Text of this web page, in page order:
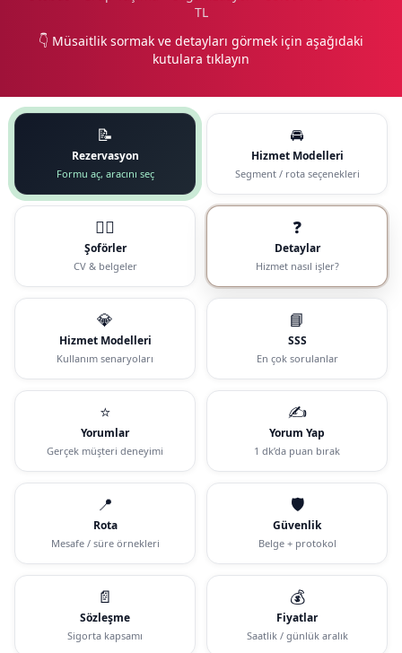
TL
👇 Müsaitlik sormak ve detayları görmek için aşağıdaki
kutulara tıklayın
📝
Rezervasyon
Formu aç, aracını seç
🚘
Hizmet Modelleri
Segment / rota seçenekleri
🧑‍✈️
Şoförler
CV & belgeler
❓
Detaylar
Hizmet nasıl işler?
💎
Hizmet Modelleri
Kullanım senaryoları
📘
SSS
En çok sorulanlar
⭐
Yorumlar
Gerçek müşteri deneyimi
✍️
Yorum Yap
1 dk’da puan bırak
📍
Rota
Mesafe / süre örnekleri
🛡️
Güvenlik
Belge + protokol
📄
Sözleşme
Sigorta kapsamı
💰
Fiyatlar
Saatlik / günlük aralık